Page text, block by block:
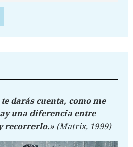
darás cuenta, como me
una diferencia entre
recorrerlo.» (Matrix, 1999)